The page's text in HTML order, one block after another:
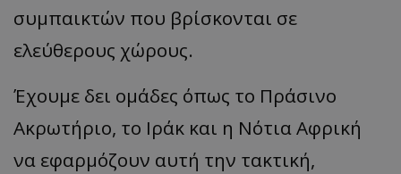
συμπαικτών που βρίσκονται σε
ελεύθερους χώρους.
Έχουμε δει ομάδες όπως το Πράσινο
Ακρωτήριο, το Ιράκ και η Νότια Αφρική
να εφαρμόζουν αυτή την τακτική,